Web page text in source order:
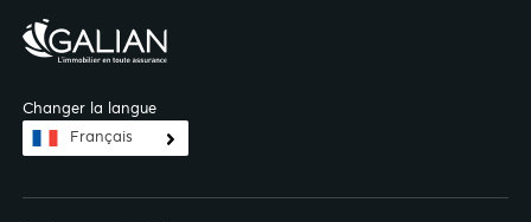
Changer la langue
Français